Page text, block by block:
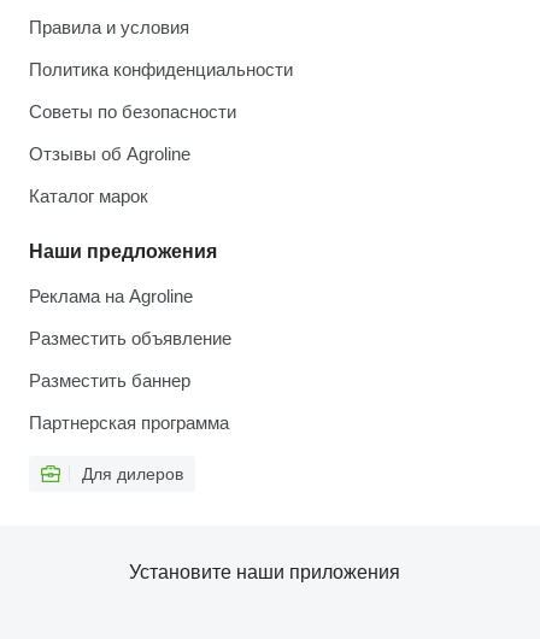
Правила и условия
Политика конфиденциальности
Советы по безопасности
Отзывы об Agroline
Каталог марок
Наши предложения
Реклама на Agroline
Разместить объявление
Разместить баннер
Партнерская программа
Для дилеров
Установите наши приложения